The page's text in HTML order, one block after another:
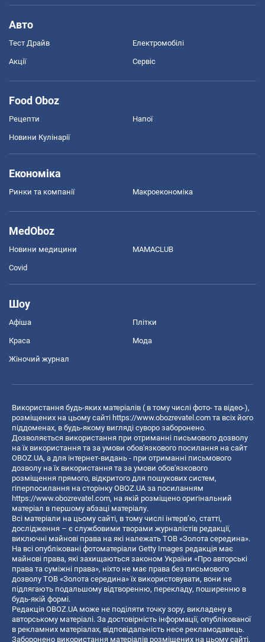
Авто
Тест Драйв Електромобілі
Акції Сервіс
Food Oboz
Рецепти Напої
Новини Кулінарії
Економіка
Ринки та компанії Макроекономіка
MedOboz
Новини медицини MAMACLUB
Covid
Шоу
Афіша Плітки
Краса Мода
Жіночий журнал
Використання будь-яких матеріалів ( в тому числі фото- та відео-),
розміщених на цьому сайті https://www.obozrevatel.com та всіх його
піддоменах, в будь-якому вигляді суворо заборонено.
Дозволяється використання при отриманні письмового дозволу
на їх використання та за умови обов'язкового посилання на сайт
OBOZ.UA, а для інтернет-видань - при отриманні письмового
дозволу на їх використання та за умови обов'язкового
розміщення прямого, відкритого для пошукових систем,
гіперпосилання на сторінку OBOZ.UA за посиланням
https://www.obozrevatel.com, на якій розміщено оригінальний
матеріал в першому абзаці матеріалу.
Всі матеріали на цьому сайті, в тому числі інтерв’ю, статті,
дослідження – є службовими творами журналістів редакції,
виключні майнові права на які належать ТОВ «Золота середина».
На всі опубліковані фотоматеріали Getty Images редакція має
майнові права, які захищаються законом України «Про авторські
права та суміжні права», ніхто не має права без письмового
дозволу ТОВ «Золота середина» їх використовувати, вони не
підлягають подальшому відтворенню, перекладу, поширенню в
будь-якій формі.
Редакція OBOZ.UA може не поділяти точку зору, викладену в
авторському матеріалі. За достовірність інформації, опублікованої
в рекламних матеріалах, відповідальність несе рекламодавець.
Заборонено використання матеріалів розміщених на цьому сайті,